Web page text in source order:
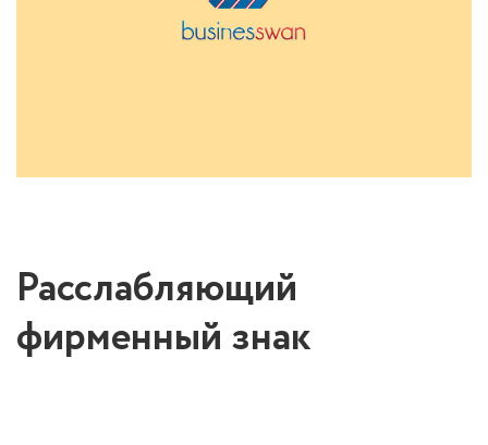
Расслабляющий
фирменный знак